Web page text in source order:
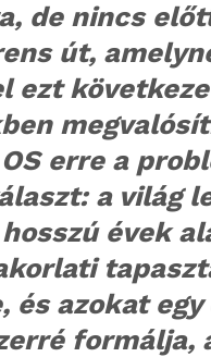
de nincs
út,
ezt
erre a
a világ
évek
és azokat egy
formálja,